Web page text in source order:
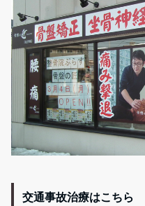
交通事故治療はこちら